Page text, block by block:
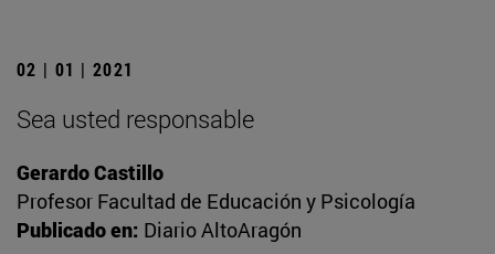
02 | 01 | 2021
Sea usted responsable
Gerardo Castillo
Profesor Facultad de Educación y Psicología
Publicado en: Diario AltoAragón